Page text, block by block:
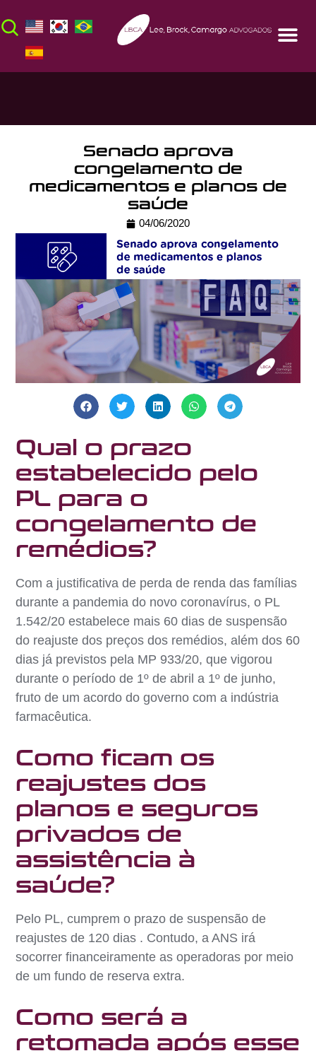
Senado aprova
congelamento de
medicamentos e planos de
saúde
04/06/2020
Qual o prazo
estabelecido pelo
PL para o
congelamento de
remédios?
Com a justificativa de perda de renda das famílias
durante a pandemia do novo coronavírus, o PL
1.542/20 estabelece mais 60 dias de suspensão
do reajuste dos preços dos remédios, além dos 60
dias já previstos pela MP 933/20, que vigorou
durante o período de 1º de abril a 1º de junho,
fruto de um acordo do governo com a indústria
farmacêutica.
Como ficam os
reajustes dos
planos e seguros
privados de
assistência à
saúde?
Pelo PL, cumprem o prazo de suspensão de
reajustes de 120 dias . Contudo, a ANS irá
socorrer financeiramente as operadoras por meio
de um fundo de reserva extra.
Como será a
retomada após esse